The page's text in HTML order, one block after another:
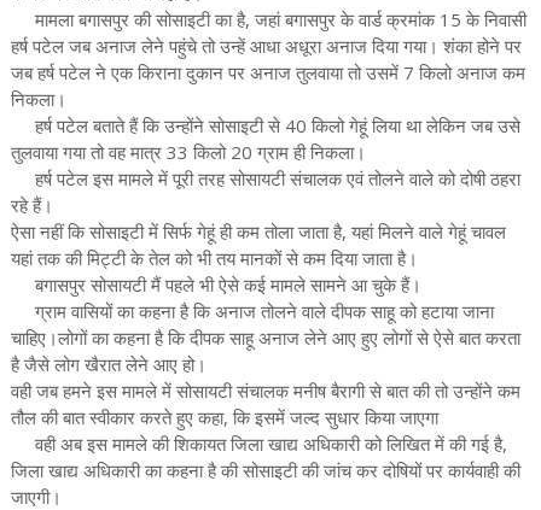
मामला बगासपुर की सोसाइटी का है, जहां बगासपुर के वार्ड क्रमांक 15 के निवासी
हर्ष पटेल जब अनाज लेने पहुंचे तो उन्हें आधा अधूरा अनाज दिया गया। शंका होने पर
जब हर्ष पटेल ने एक किराना दुकान पर अनाज तुलवाया तो उसमें 7 किलो अनाज कम
निकला।
हर्ष पटेल बताते हैं कि उन्होंने सोसाइटी से 40 किलो गेहूं लिया था लेकिन जब उसे
तुलवाया गया तो वह मात्र 33 किलो 20 ग्राम ही निकला।
हर्ष पटेल इस मामले में पूरी तरह सोसायटी संचालक एवं तोलने वाले को दोषी ठहरा
रहे हैं।
ऐसा नहीं कि सोसाइटी में सिर्फ गेहूं ही कम तोला जाता है, यहां मिलने वाले गेहूं चावल
यहां तक की मिट्टी के तेल को भी तय मानकों से कम दिया जाता है।
बगासपुर सोसायटी मैं पहले भी ऐसे कई मामले सामने आ चुके हैं।
ग्राम वासियों का कहना है कि अनाज तोलने वाले दीपक साहू को हटाया जाना
चाहिए।लोगों का कहना है कि दीपक साहू अनाज लेने आए हुए लोगों से ऐसे बात करता
है जैसे लोग खैरात लेने आए हो।
वही जब हमने इस मामले में सोसायटी संचालक मनीष बैरागी से बात की तो उन्होंने कम
तौल की बात स्वीकार करते हुए कहा, कि इसमें जल्द सुधार किया जाएगा
वही अब इस मामले की शिकायत जिला खाद्य अधिकारी को लिखित में की गई है,
जिला खाद्य अधिकारी का कहना है की सोसाइटी की जांच कर दोषियों पर कार्यवाही की
जाएगी।